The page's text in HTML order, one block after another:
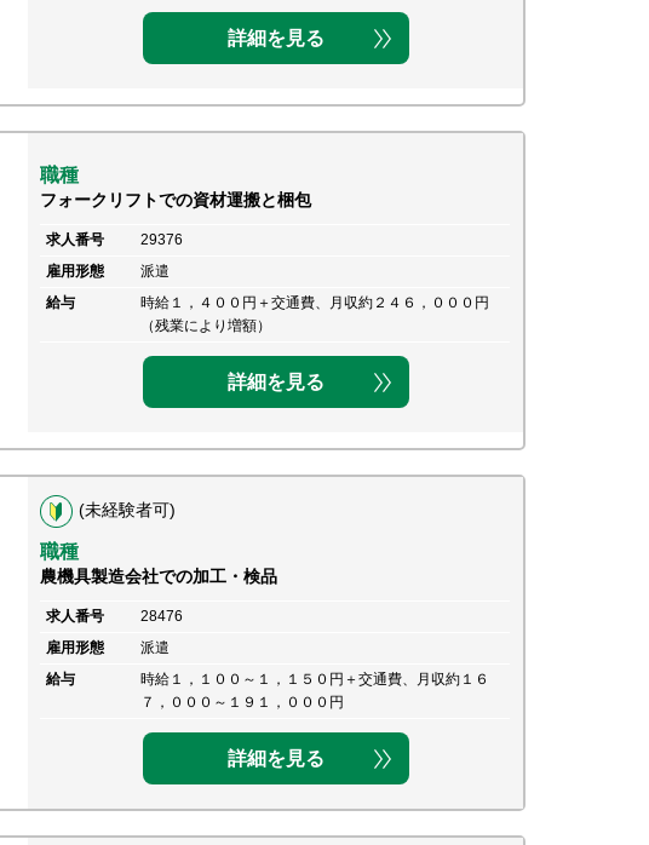
詳細を見る
職種
フォークリフトでの資材運搬と梱包
求人番号
29376
雇用形態
派遣
給与
時給１，４００円＋交通費、月収約２４６，０００円
（残業により増額）
詳細を見る
(未経験者可)
職種
農機具製造会社での加工・検品
求人番号
28476
雇用形態
派遣
給与
時給１，１００～１，１５０円＋交通費、月収約１６
７，０００～１９１，０００円
詳細を見る